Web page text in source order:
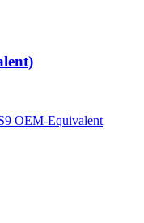
OEM-Equivalent